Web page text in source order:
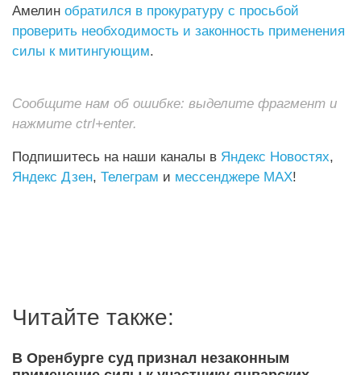
Амелин обратился в прокуратуру с просьбой
проверить необходимость и законность применения
силы к митингующим.
Сообщите нам об ошибке: выделите фрагмент и
нажмите ctrl+enter.
Подпишитесь на наши каналы в Яндекс Новостях,
Яндекс Дзен, Телеграм и мессенджере MAX!
Читайте также:
В Оренбурге суд признал незаконным